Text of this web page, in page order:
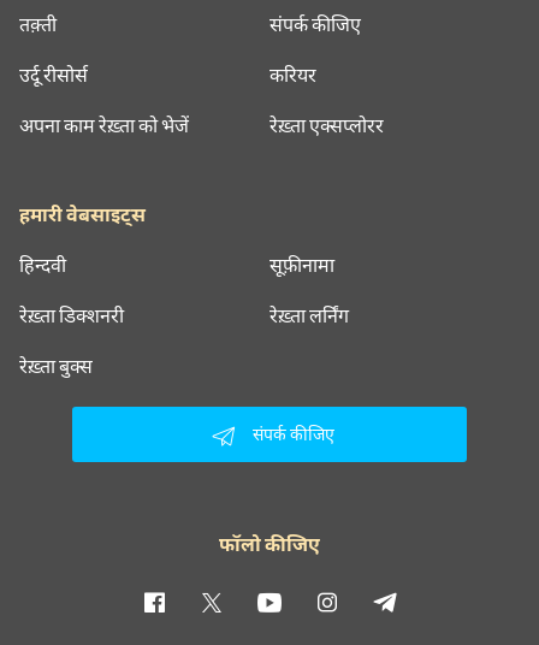
तक़्ती
उर्दू रीसोर्स
अपना काम रेख़्ता को भेजें
संपर्क कीजिए
करियर
रेख़्ता एक्सप्लोरर
हमारी वेबसाइट्स
हिन्दवी सूफ़ीनामा
रेख़्ता डिक्शनरी रेख़्ता लर्निंग
रेख़्ता बुक्स
संपर्क कीजिए
फॉलो कीजिए